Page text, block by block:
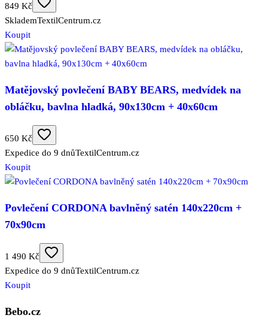
849 Kč
SklademTextilCentrum.cz
Koupit
Matějovský povlečení BABY BEARS, medvídek na
obláčku, bavlna hladká, 90x130cm + 40x60cm
650 Kč
Expedice do 9 dnůTextilCentrum.cz
Koupit
Povlečení CORDONA bavlněný satén 140x220cm +
70x90cm
1 490 Kč
Expedice do 9 dnůTextilCentrum.cz
Koupit
Bebo.cz